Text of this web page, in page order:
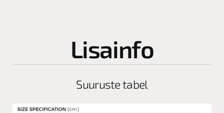
Lisainfo
Suuruste tabel